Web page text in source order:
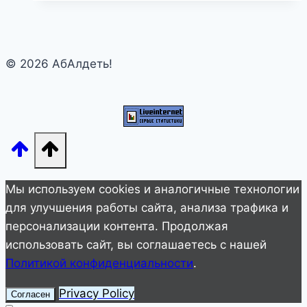
что
она
© 2026 АбАлдеть!
Мы используем cookies и аналогичные технологии
для улучшения работы сайта, анализа трафика и
персонализации контента. Продолжая
использовать сайт, вы соглашаетесь с нашей
Политикой конфиденциальности.
Согласен Privacy Policy